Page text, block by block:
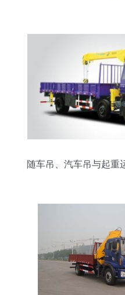
随车吊、汽车吊与起重